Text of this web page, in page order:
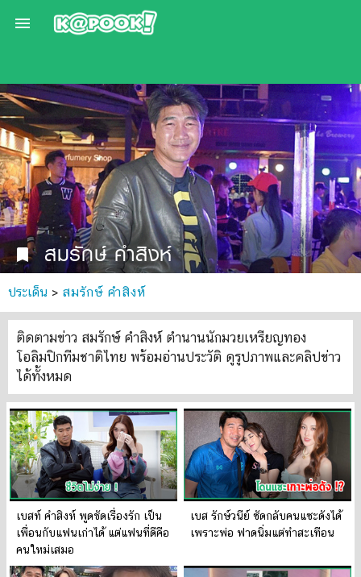

bookmark สมรักษ์ คำสิงห์
ประเด็น > สมรักษ์ คำสิงห์
ติดตามข่าว สมรักษ์ คำสิงห์ ตำนานนักมวยเหรียญทอง
โอลิมปิกทีมชาติไทย พร้อมอ่านประวัติ ดูรูปภาพและคลิปข่าว
ได้ทั้งหมด
เบสท์ คำสิงห์ พูดชัดเรื่องรัก เป็น
เพื่อนกับแฟนเก่าได้ แต่แฟนที่ดีคือ
คนใหม่เสมอ
เบส รักษ์วนีย์ ซัดกลับคนแซะดังได้
เพราะพ่อ ฟาดนิ่มแต่ทำสะเทือน